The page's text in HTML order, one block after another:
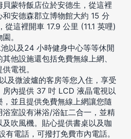
蒙特飯店位於安德生，從這裡
安德森郡立博物館大約 15 分
這裡開車 17.9 公里 (11.1 英哩)
。
以及24 小時健身中心等等休閒
他設施還包括免費無線上網、
電視。
及微波爐的客房等您入住，享受
內提供 37 吋 LCD 液晶電視以
並且提供免費無線上網讓您隨
浴室設有淋浴/浴缸二合一，並精
吹風機。貼心提供書桌以及咖
電話，可撥打免費市內電話。